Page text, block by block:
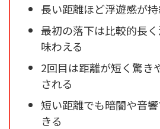
長い距離ほど浮遊感が
最初の落下は比較的長
味わえる
2回目は距離が短く驚き
される
短い距離でも暗闇や音
きる